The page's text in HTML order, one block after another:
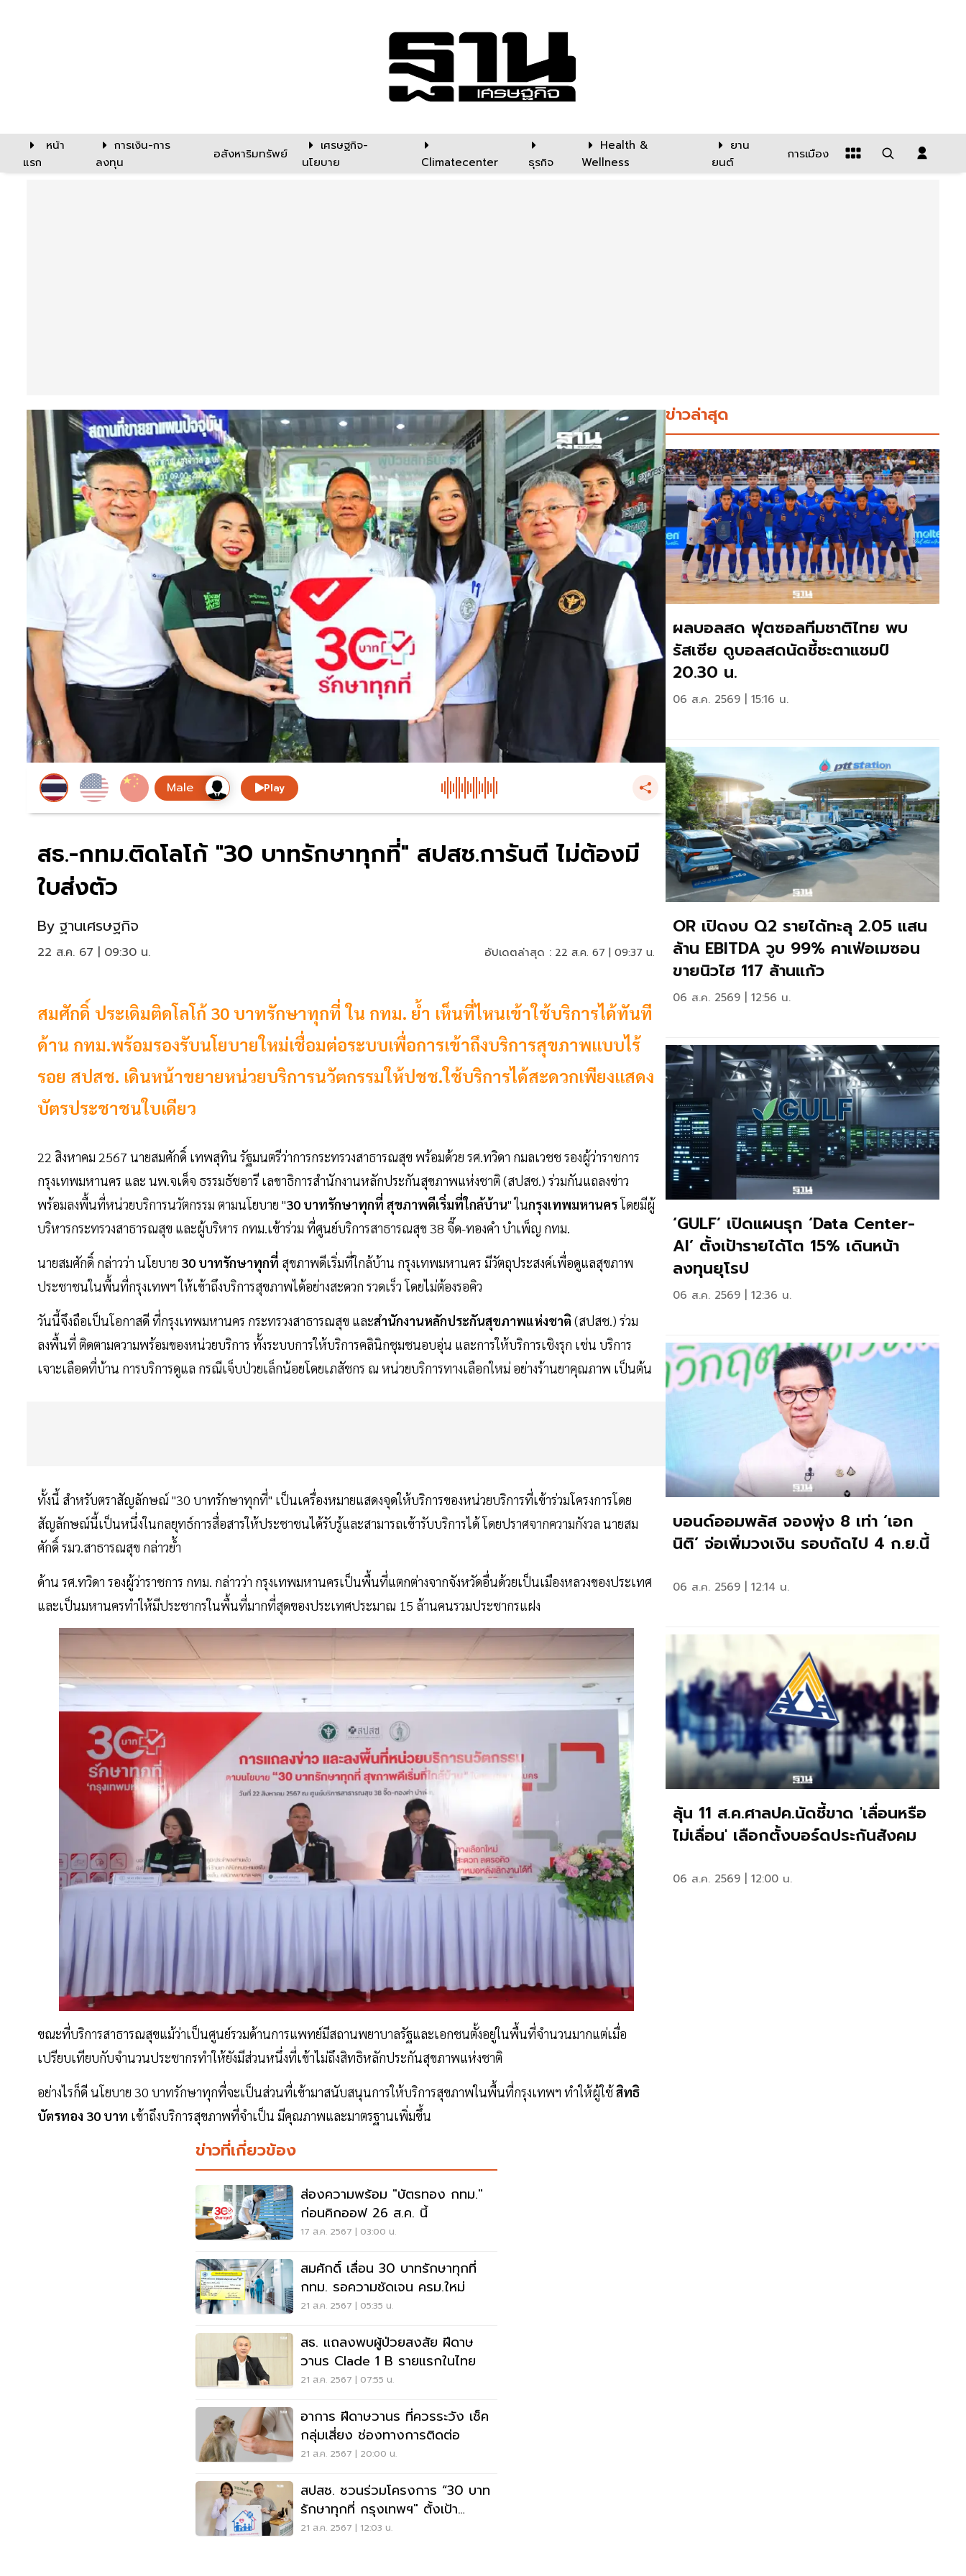
หน้า
แรก
การเงิน-การ
ลงทุน
อสังหาริมทรัพย์
เศรษฐกิจ-
นโยบาย
Climatecenter ธุรกิจ
Health &
Wellness
ยาน
ยนต์
การเมือง
Play
สธ.-กทม.ติดโลโก้ "30 บาทรักษาทุกที่" สปสช.การันตี ไม่ต้องมี
ใบส่งตัว
By ฐานเศรษฐกิจ
22 ส.ค. 67 | 09:30 น. อัปเดตล่าสุด : 22 ส.ค. 67 | 09:37 น.
สมศักดิ์ ประเดิมติดโลโก้ 30 บาทรักษาทุกที่ ใน กทม. ย้ำ เห็นที่ไหนเข้าใช้บริการได้ทันที
ด้าน กทม.พร้อมรองรับนโยบายใหม่เชื่อมต่อระบบเพื่อการเข้าถึงบริการสุขภาพแบบไร้
รอย สปสช. เดินหน้าขยายหน่วยบริการนวัตกรรมให้ปชช.ใช้บริการได้สะดวกเพียงแสดง
บัตรประชาชนใบเดียว
22 สิงหาคม 2567 นายสมศักดิ์ เทพสุทิน รัฐมนตรีว่าการกระทรวงสาธารณสุข พร้อมด้วย รศ.ทวิดา กมลเวชช รองผู้ว่าราชการ
กรุงเทพมหานคร และ นพ.จเด็จ ธรรมธัชอารี เลขาธิการสำนักงานหลักประกันสุขภาพแห่งชาติ (สปสช.) ร่วมกันแถลงข่าว
พร้อมลงพื้นที่หน่วยบริการนวัตกรรม ตามนโยบาย "30 บาทรักษาทุกที่ สุขภาพดีเริ่มที่ใกล้บ้าน" ในกรุงเทพมหานครโดยมีผู้
บริหารกระทรวงสาธารณสุข และผู้บริหาร กทม.เข้าร่วม ที่ศูนย์บริการสาธารณสุข 38 จี๊ด-ทองคำ บำเพ็ญ กทม.
นายสมศักดิ์ กล่าวว่า นโยบาย 30 บาทรักษาทุกที่ สุขภาพดีเริ่มที่ใกล้บ้าน กรุงเทพมหานคร มีวัตถุประสงค์เพื่อดูแลสุขภาพ
ประชาชนในพื้นที่กรุงเทพฯ ให้เข้าถึงบริการสุขภาพได้อย่างสะดวก รวดเร็ว โดยไม่ต้องรอคิว
วันนี้จึงถือเป็นโอกาสดี ที่กรุงเทพมหานคร กระทรวงสาธารณสุข และสำนักงานหลักประกันสุขภาพแห่งชาติ (สปสช.) ร่วม
ลงพื้นที่ ติดตามความพร้อมของหน่วยบริการ ทั้งระบบการให้บริการคลินิกชุมชนอบอุ่น และการให้บริการเชิงรุก เช่น บริการ
เจาะเลือดที่บ้าน การบริการดูแล กรณีเจ็บป่วยเล็กน้อยโดยเภสัชกร ณ หน่วยบริการทางเลือกใหม่ อย่างร้านยาคุณภาพ เป็นต้น
ทั้งนี้ สำหรับตราสัญลักษณ์ "30 บาทรักษาทุกที่" เป็นเครื่องหมายแสดงจุดให้บริการของหน่วยบริการที่เข้าร่วมโครงการโดย
สัญลักษณ์นี้เป็นหนึ่งในกลยุทธ์การสื่อสารให้ประชาชนได้รับรู้และสามารถเข้ารับบริการได้ โดยปราศจากความกังวล นายสม
ศักดิ์ รมว.สาธารณสุข กล่าวย้ำ
ด้าน รศ.ทวิดา รองผู้ว่าราชการ กทม. กล่าวว่า กรุงเทพมหานครเป็นพื้นที่แตกต่างจากจังหวัดอื่นด้วยเป็นเมืองหลวงของประเทศ
และเป็นมหานครทําให้มีประชากรในพื้นที่มากที่สุดของประเทศประมาณ 15 ล้านคนรวมประชากรแฝง
ขณะที่บริการสาธารณสุขแม้ว่าเป็นศูนย์รวมด้านการแพทย์มีสถานพยาบาลรัฐและเอกชนตั้งอยู่ในพื้นที่จํานวนมากแต่เมื่อ
เปรียบเทียบกับจํานวนประชากรทําให้ยังมีส่วนหนึ่งที่เข้าไม่ถึงสิทธิหลักประกันสุขภาพแห่งชาติ
อย่างไรก็ดี นโยบาย 30 บาทรักษาทุกที่จะเป็นส่วนที่เข้ามาสนับสนุนการให้บริการสุขภาพในพื้นที่กรุงเทพฯ ทําให้ผู้ใช้สิทธิ
บัตรทอง 30 บาท เข้าถึงบริการสุขภาพที่จําเป็น มีคุณภาพและมาตรฐานเพิ่มขึ้น
ข่าวที่เกี่ยวข้อง
ส่องความพร้อม "บัตรทอง กทม."
ก่อนคิกออฟ 26 ส.ค. นี้
17 ส.ค. 2567 | 03:00 น.
สมศักดิ์ เลื่อน 30 บาทรักษาทุกที่
กทม. รอความชัดเจน ครม.ใหม่
21 ส.ค. 2567 | 05:35 น.
สธ. แถลงพบผู้ป่วยสงสัย ฝีดาษ
วานร Clade 1 B รายแรกในไทย
21 ส.ค. 2567 | 07:55 น.
อาการ ฝีดาษวานร ที่ควรระวัง เช็ค
กลุ่มเสี่ยง ช่องทางการติดต่อ
21 ส.ค. 2567 | 20:00 น.
สปสช. ชวนร่วมโครงการ “30 บาท
รักษาทุกที่ กรุงเทพฯ" ตั้งเป้า
ครอบคลุมครบ 50 เขต
21 ส.ค. 2567 | 12:03 น.
ข่าวล่าสุด
ผลบอลสด ฟุตซอลทีมชาติไทย พบ
รัสเซีย ดูบอลสดนัดชี้ชะตาแชมป์
20.30 น.
06 ส.ค. 2569 | 15:16 น.
OR เปิดงบ Q2 รายได้ทะลุ 2.05 แสน
ล้าน EBITDA วูบ 99% คาเฟ่อเมซอน
ขายนิวไฮ 117 ล้านแก้ว
06 ส.ค. 2569 | 12:56 น.
‘GULF’ เปิดแผนรุก ‘Data Center-
AI’ ตั้งเป้ารายได้โต 15% เดินหน้า
ลงทุนยุโรป
06 ส.ค. 2569 | 12:36 น.
บอนด์ออมพลัส จองพุ่ง 8 เท่า ‘เอก
นิติ’ จ่อเพิ่มวงเงิน รอบถัดไป 4 ก.ย.นี้
06 ส.ค. 2569 | 12:14 น.
ลุ้น 11 ส.ค.ศาลปค.นัดชี้ขาด 'เลื่อนหรือ
ไม่เลื่อน' เลือกตั้งบอร์ดประกันสังคม
06 ส.ค. 2569 | 12:00 น.